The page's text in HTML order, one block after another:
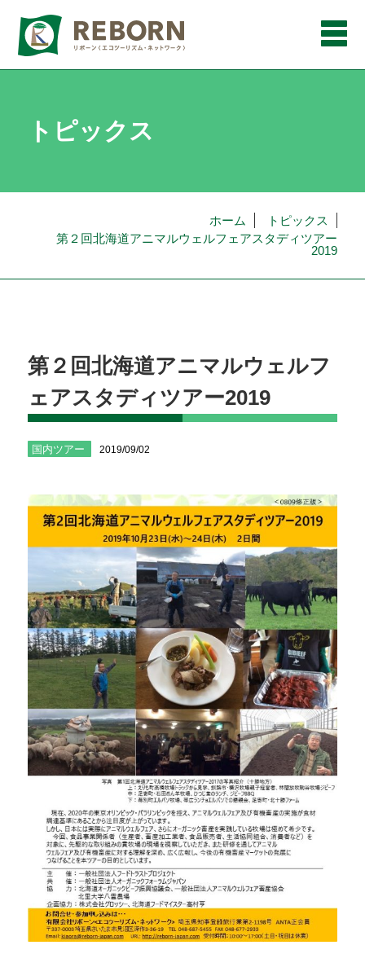
メ
トピックス
ホーム
トピックス
第２回北海道アニマルウェルフェアスタディツアー
2019
第２回北海道アニマルウェルフ
ェアスタディツアー2019
国内ツアー 2019/09/02